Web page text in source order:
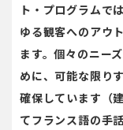
ト・プログラムで
ゆる観客へのアウ
ます。個々のニー
めに、可能な限り
確保しています（
てフランス語の手